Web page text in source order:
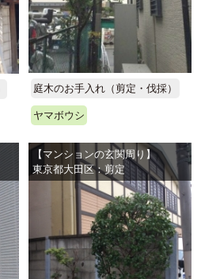
庭木のお手入れ（剪定・伐採）
ヤマボウシ
【マンションの玄関周り】
東京都大田区：剪定